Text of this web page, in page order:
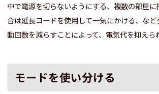
中で電源を切らないようにする、複数の部屋
合は延長コードを使用して一気にかける、な
動回数を減らすことによって、電気代を抑えら
モードを使い分ける